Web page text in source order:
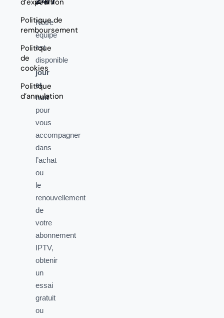
d’expédition
Politique de
remboursement
Politique
de
cookies
Politique
d’annulation
Notre
équipe
est
disponible
jour
et
nuit
pour
vous
accompagner
dans
l’achat
ou
le
renouvellement
de
votre
abonnement
IPTV,
obtenir
un
essai
gratuit
ou